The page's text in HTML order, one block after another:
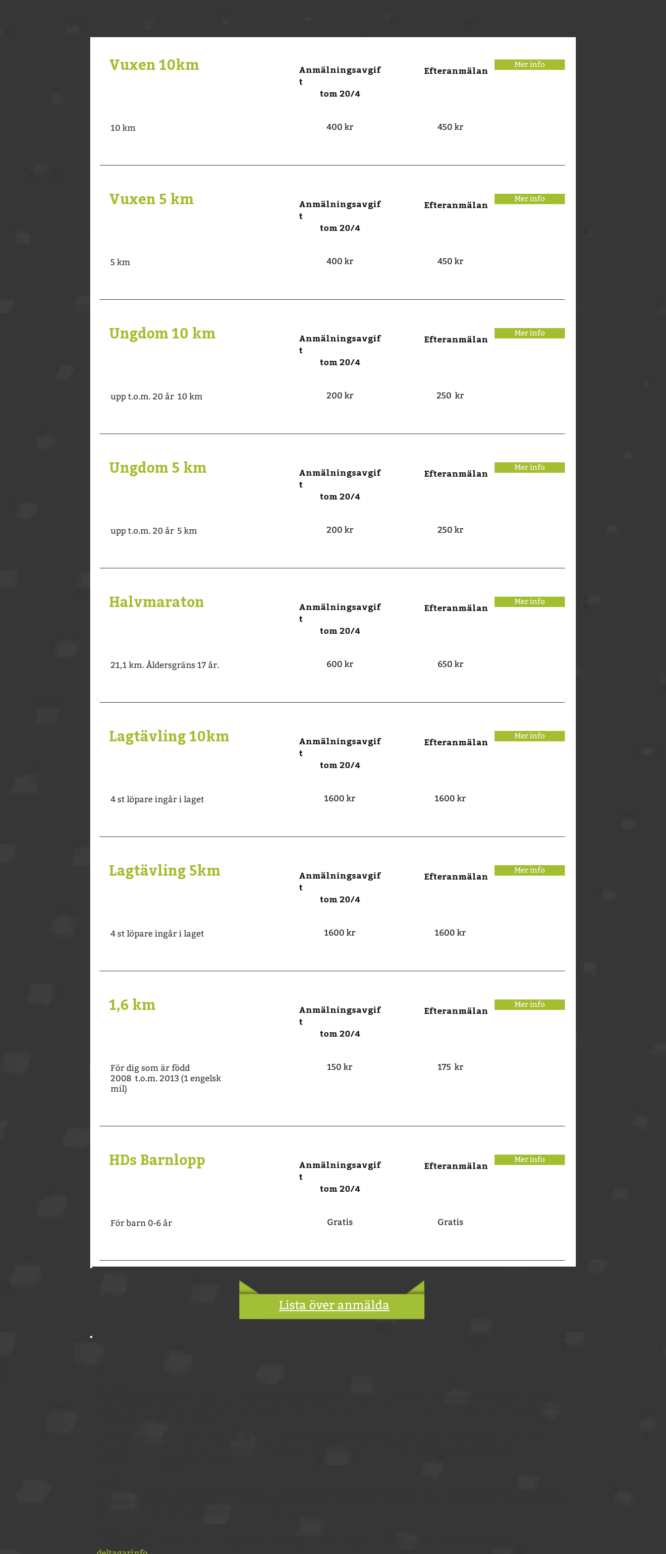
Vuxen 10km
10 km
Anmälningsavgif
t
tom 20/4
400 kr
Efteranmälan Mer info
450 kr
Vuxen 5 km
5 km
Anmälningsavgif
t
tom 20/4
400 kr
Efteranmälan Mer info
450 kr
Ungdom 10 km
upp t.o.m. 20 år 10 km
Anmälningsavgif
t
tom 20/4
200 kr
Efteranmälan Mer info
250 kr
Ungdom 5 km
upp t.o.m. 20 år 5 km
Anmälningsavgif
t
tom 20/4
200 kr
Efteranmälan Mer info
250 kr
Halvmaraton
21,1 km. Åldersgräns 17 år.
Anmälningsavgif
t
tom 20/4
600 kr
Efteranmälan Mer info
650 kr
Lagtävling 10km
4 st löpare ingår i laget
Anmälningsavgif
t
tom 20/4
1600 kr
Efteranmälan Mer info
1600 kr
Lagtävling 5km
4 st löpare ingår i laget
Anmälningsavgif
t
tom 20/4
1600 kr
Efteranmälan Mer info
1600 kr
1,6 km
För dig som är född
2008 t.o.m. 2013 (1 engelsk
mil)
Anmälningsavgif
t
tom 20/4
150 kr
Efteranmälan Mer info
175 kr
HDs Barnlopp
För barn 0-6 år
Anmälningsavgif
t
tom 20/4
Gratis
Efteranmälan Mer info
Gratis
Lista över anmälda